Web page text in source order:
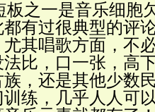
板之一是音乐细胞
有过很典型的评
尤其唱歌方面，不
比，口一张，高
，还是其他少数
练，几乎人人可